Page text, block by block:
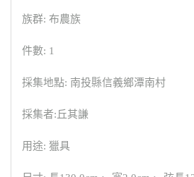
族群: 布農族
件數: 1
採集地點: 南投縣信義鄉潭南村
採集者:丘其謙
用途: 獵具